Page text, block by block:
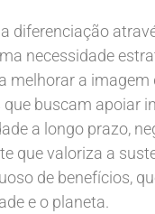
diferenciação
necessidade
melhorar a
buscam apoiar
a longo prazo,
que valoriza a
de benefícios,
e o planeta.